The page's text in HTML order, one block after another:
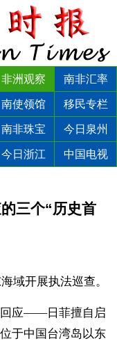
非洲观察 南非汇率
南使领馆 移民专栏
南非珠宝 今日泉州
今日浙江
中国电视
三个“历史首
域开展执法巡查。
回应——日菲擅自启
于中国台湾岛以东